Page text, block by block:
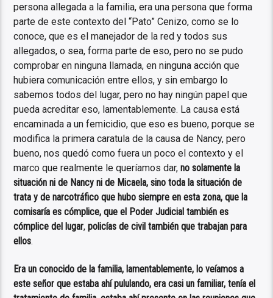
persona allegada a la familia, era una persona que forma
parte de este contexto del “Pato” Cenizo, como se lo
conoce, que es el manejador de la red y todos sus
allegados, o sea, forma parte de eso, pero no se pudo
comprobar en ninguna llamada, en ninguna acción que
hubiera comunicación entre ellos, y sin embargo lo
sabemos todos del lugar, pero no hay ningún papel que
pueda acreditar eso, lamentablemente. La causa está
encaminada a un femicidio, que eso es bueno, porque se
modifica la primera caratula de la causa de Nancy, pero
bueno, nos quedó como fuera un poco el contexto y el
marco que realmente le queríamos dar,no solamente la
situación ni de Nancy ni de Micaela, sino toda la situación de
trata y de narcotráfico que hubo siempre en esta zona, que la
comisaría es cómplice, que el Poder Judicial también es
cómplice del lugar,policías de civil también que trabajan para
ellos.
Era un conocido de la familia, lamentablemente, lo veíamos a
este señor que estaba ahí pululando, era casi un familiar, tenía el